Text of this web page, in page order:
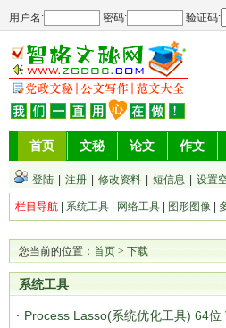
用户名: 密码: 验证码:
首页 文秘 论文 作文
登陆 注册 修改资料 短信息 设置
栏目导航 系统工具 网络工具 图形图像
您当前的位置： 首页 > 下载
系统工具
Process Lasso(系统优化工具) 64位